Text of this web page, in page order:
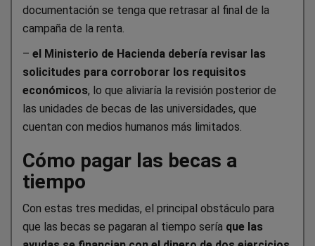
documentación se tenga que retrasar al final de la
campaña de la renta.
– el Ministerio de Hacienda debería revisar las
solicitudes para corroborar los requisitos
económicos, lo que aliviaría la revisión posterior de
las unidades de becas de las universidades, que
cuentan con medios humanos más limitados.
Cómo pagar las becas a
tiempo
Con estas tres medidas, el principal obstáculo para
que las becas se pagaran al tiempo sería que las